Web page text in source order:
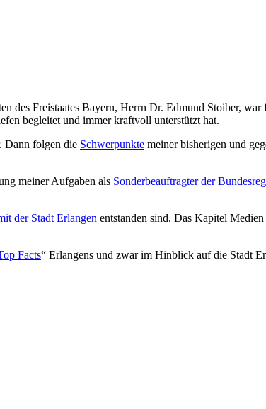
des Freistaates Bayern, Herrn Dr. Edmund Stoiber, war
begleitet und immer kraftvoll unterstützt hat.
Dann folgen die Schwerpunkte meiner bisherigen und
meiner Aufgaben als Sonderbeauftragter der
der Stadt Erlangen entstanden sind. Das Kapitel
Facts“ Erlangens und zwar im Hinblick auf die Stadt